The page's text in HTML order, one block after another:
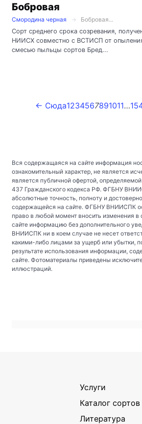
Бобровая
Смородина черная
Бобровая...
Сорт среднего срока созревания,
НИИСХ совместно с ВСТИСП от
смесью пыльцы сортов Бред...
← Сюда1234567891011…
Вся содержащаяся на сайте информация
ознакомительный характер, не является
является публичной офертой,
437 Гражданского кодекса РФ. ФГБНУ
абсолютные точность, полноту и
содержащейся на сайте. ФГБНУ ВНИИСПК
право в любой момент вносить изменения
сайте информацию без дополнительного
ВНИИСПК ни в коем случае не несет
какими-либо лицами за ущерб или убытки,
результате использования информации,
сайте. Фотоматериалы приведены
иллюстраций.
Услуги
Каталог сортов
Литература